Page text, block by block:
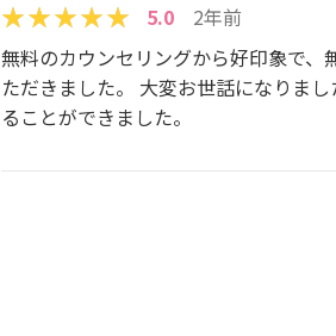
5.0
2年前
無料のカウンセリングから好印象で
ただきました。 大変お世話になりま
ることができました。